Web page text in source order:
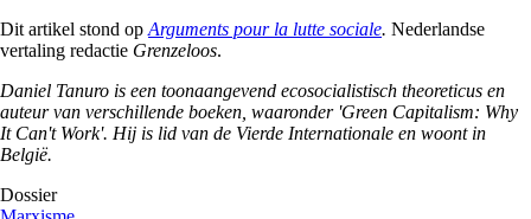
Dit artikel stond op Arguments pour la lutte sociale. Nederlandse
vertaling redactie Grenzeloos.
Daniel Tanuro is een toonaangevend ecosocialistisch theoreticus en
auteur van verschillende boeken, waaronder 'Green Capitalism: Why
It Can't Work'. Hij is lid van de Vierde Internationale en woont in
België.
Dossier